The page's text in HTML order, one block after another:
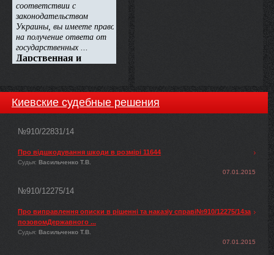
Киевские судебные решения
№910/22831/14
Про відшкодування шкоди в розмірі 11644
Судья: Васильченко Т.В.
07.01.2015
№910/12275/14
Про виправлення описки в рішенні та наказіу справі№910/12275/14за
позовомДержавного ...
Судья: Васильченко Т.В.
07.01.2015